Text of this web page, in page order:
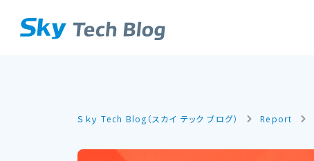
Ｓｋｙ Tech Blog（スカイ テック ブログ） Report